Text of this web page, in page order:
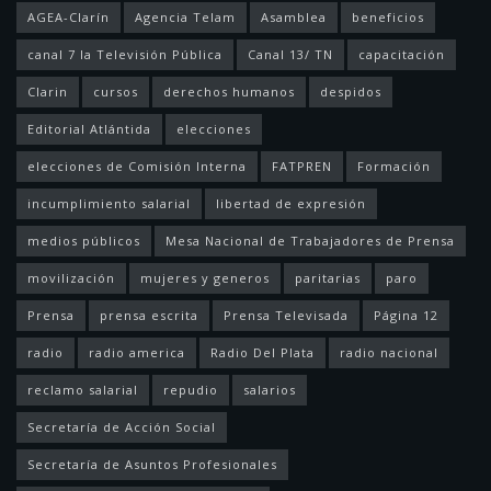
AGEA-Clarín Agencia Telam Asamblea beneficios
canal 7 la Televisión Pública Canal 13/ TN capacitación
Clarin cursos derechos humanos despidos
Editorial Atlántida elecciones
elecciones de Comisión Interna FATPREN Formación
incumplimiento salarial libertad de expresión
medios públicos Mesa Nacional de Trabajadores de Prensa
movilización mujeres y generos paritarias paro
Prensa prensa escrita Prensa Televisada Página 12
radio radio america Radio Del Plata radio nacional
reclamo salarial repudio salarios
Secretaría de Acción Social
Secretaría de Asuntos Profesionales